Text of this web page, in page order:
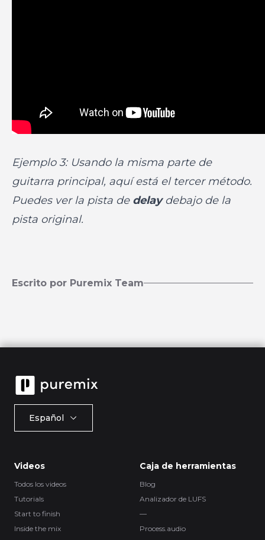
Ejemplo 3: Usando la misma parte de
guitarra principal, aquí está el tercer método.
Puedes ver la pista de delaydebajo de la
pista original.
Escrito por Puremix Team
Español
Videos
Todos los videos
Tutorials
Start to finish
Inside the mix
Caja de herramientas
Blog
Analizador de LUFS
—
Process.audio